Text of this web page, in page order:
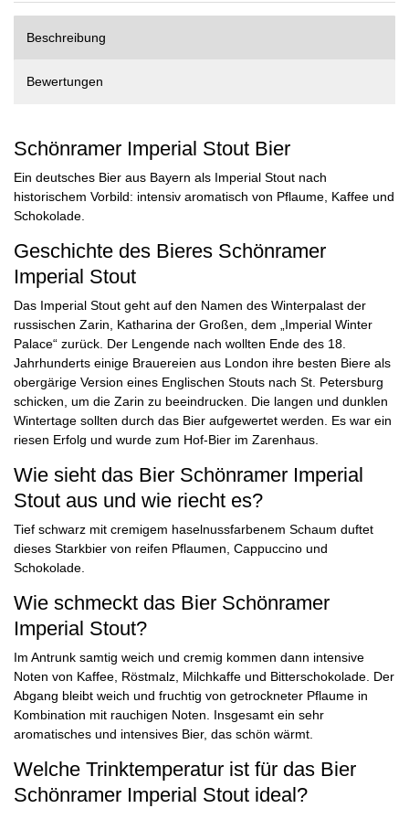
Beschreibung
Bewertungen
Schönramer Imperial Stout Bier
Ein deutsches Bier aus Bayern als Imperial Stout nach
historischem Vorbild: intensiv aromatisch von Pflaume, Kaffee und
Schokolade.
Geschichte des Bieres Schönramer
Imperial Stout
Das Imperial Stout geht auf den Namen des Winterpalast der
russischen Zarin, Katharina der Großen, dem „Imperial Winter
Palace“ zurück. Der Lengende nach wollten Ende des 18.
Jahrhunderts einige Brauereien aus London ihre besten Biere als
obergärige Version eines Englischen Stouts nach St. Petersburg
schicken, um die Zarin zu beeindrucken. Die langen und dunklen
Wintertage sollten durch das Bier aufgewertet werden. Es war ein
riesen Erfolg und wurde zum Hof-Bier im Zarenhaus.
Wie sieht das Bier Schönramer Imperial
Stout aus und wie riecht es?
Tief schwarz mit cremigem haselnussfarbenem Schaum duftet
dieses Starkbier von reifen Pflaumen, Cappuccino und
Schokolade.
Wie schmeckt das Bier Schönramer
Imperial Stout?
Im Antrunk samtig weich und cremig kommen dann intensive
Noten von Kaffee, Röstmalz, Milchkaffe und Bitterschokolade. Der
Abgang bleibt weich und fruchtig von getrockneter Pflaume in
Kombination mit rauchigen Noten. Insgesamt ein sehr
aromatisches und intensives Bier, das schön wärmt.
Welche Trinktemperatur ist für das Bier
Schönramer Imperial Stout ideal?